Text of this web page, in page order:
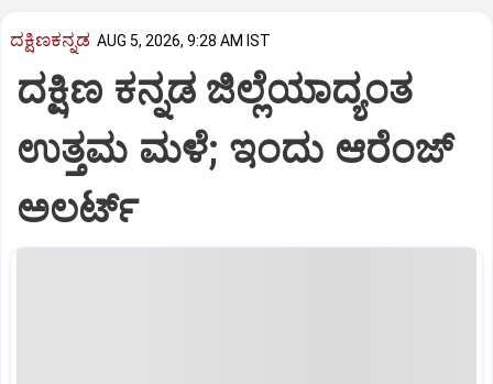
ದಕ್ಷಿಣಕನ್ನಡ AUG 5, 2026, 9:28 AM IST
ದಕ್ಷಿಣ ಕನ್ನಡ ಜಿಲ್ಲೆಯಾದ್ಯಂತ
ಉತ್ತಮ ಮಳೆ; ಇಂದು ಆರೆಂಜ್‌
ಅಲರ್ಟ್